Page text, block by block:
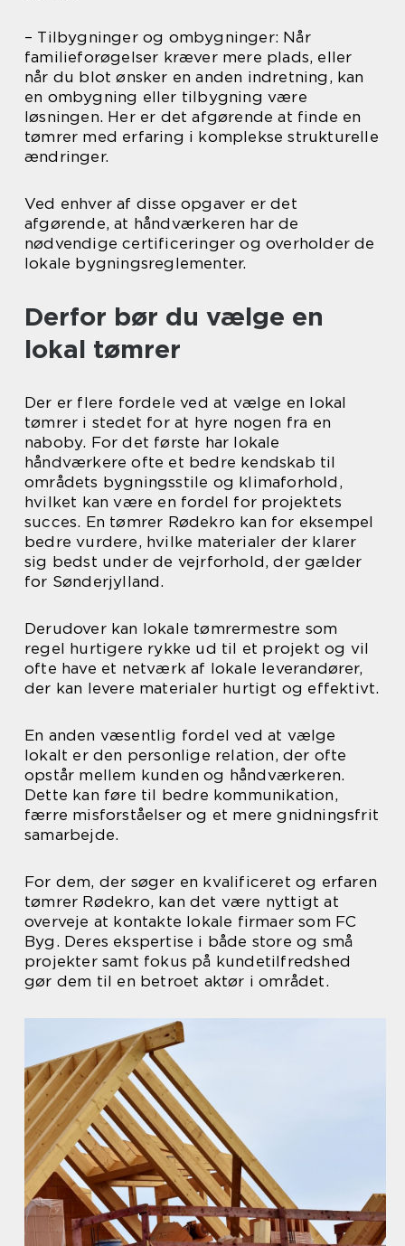
– Tilbygninger og ombygninger: Når
familieforøgelser kræver mere plads, eller
når du blot ønsker en anden indretning, kan
en ombygning eller tilbygning være
løsningen. Her er det afgørende at finde en
tømrer med erfaring i komplekse strukturelle
ændringer.
Ved enhver af disse opgaver er det
afgørende, at håndværkeren har de
nødvendige certificeringer og overholder de
lokale bygningsreglementer.
Derfor bør du vælge en
lokal tømrer
Der er flere fordele ved at vælge en lokal
tømrer i stedet for at hyre nogen fra en
naboby. For det første har lokale
håndværkere ofte et bedre kendskab til
områdets bygningsstile og klimaforhold,
hvilket kan være en fordel for projektets
succes. En tømrer Rødekro kan for eksempel
bedre vurdere, hvilke materialer der klarer
sig bedst under de vejrforhold, der gælder
for Sønderjylland.
Derudover kan lokale tømrermestre som
regel hurtigere rykke ud til et projekt og vil
ofte have et netværk af lokale leverandører,
der kan levere materialer hurtigt og effektivt.
En anden væsentlig fordel ved at vælge
lokalt er den personlige relation, der ofte
opstår mellem kunden og håndværkeren.
Dette kan føre til bedre kommunikation,
færre misforståelser og et mere gnidningsfrit
samarbejde.
For dem, der søger en kvalificeret og erfaren
tømrer Rødekro, kan det være nyttigt at
overveje at kontakte lokale firmaer som FC
Byg. Deres ekspertise i både store og små
projekter samt fokus på kundetilfredshed
gør dem til en betroet aktør i området.